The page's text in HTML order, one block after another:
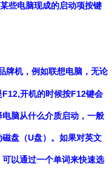
些电脑现成的启动项按键
牌机，例如联想电脑，无论
开机的时候按F12键会
脑从什么介质启动，一般
盘（U盘）。如果对英文
以通过一个单词来快速选